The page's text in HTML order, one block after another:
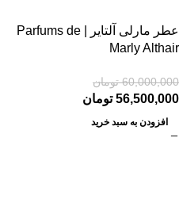
عطر مارلی آلتایر | Parfums de
Marly Althair
60,000,000 تومان
56,500,000 تومان
افزودن به سبد خرید